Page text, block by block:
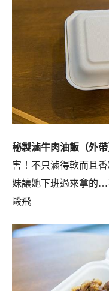
秘製滷牛肉油飯（外
害！不只滷得軟而且
妹讓她下班過來拿的…
毆飛